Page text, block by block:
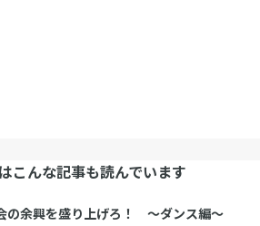
こんな記事も読んでいます
の余興を盛り上げろ！ 〜ダンス編〜